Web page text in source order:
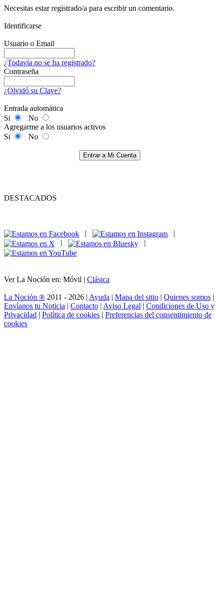
Necesitas estar registrado/a para escribir un comentario.
Identificarse
Usuario o Email
¿Todavía no se ha registrado?
Contraseña
¿Olvidó su Clave?
Entrada automática
Si
No
Agregarme a los usuarios activos
Si
No
Entrar a Mi Cuenta
DESTACADOS
|
|
|
|
Ver La Noción en: Móvil | Clásica
La Noción ® 2011 - 2026 | Ayuda | Mapa del sitio | Quienes somos |
Envíanos tu Noticia | Contacto | Aviso Legal | Condiciones de Uso y
Privacidad | Política de cookies | Preferencias del consentimiento de
cookies